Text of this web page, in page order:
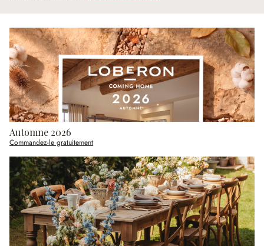
Automne 2026
Commandez-le gratuitement